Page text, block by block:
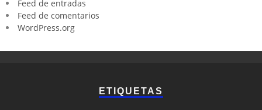
Feed de entradas
Feed de comentarios
WordPress.org
ETIQUETAS